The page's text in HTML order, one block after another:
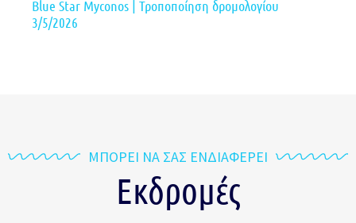
Blue Star Myconos | Τροποποίηση δρομολογίου
3/5/2026
ΜΠΟΡΕΙ ΝΑ ΣΑΣ ΕΝΔΙΑΦΕΡΕΙ
Εκδρομές